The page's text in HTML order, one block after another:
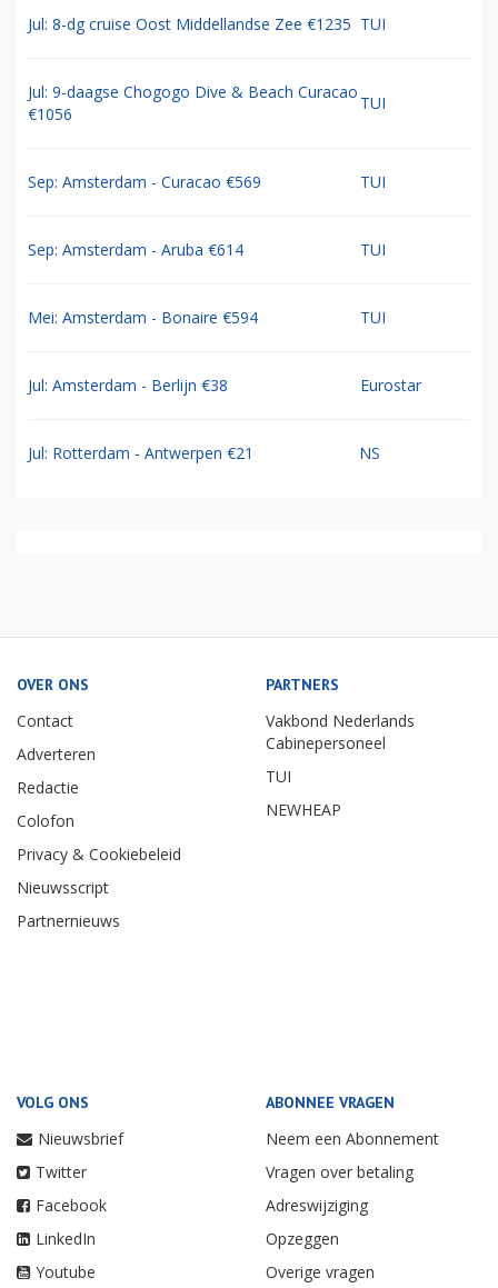
Jul: 8-dg cruise Oost Middellandse Zee €1235 TUI
Jul: 9-daagse Chogogo Dive & Beach Curacao
€1056
TUI
Sep: Amsterdam - Curacao €569 TUI
Sep: Amsterdam - Aruba €614 TUI
Mei: Amsterdam - Bonaire €594 TUI
Jul: Amsterdam - Berlijn €38 Eurostar
Jul: Rotterdam - Antwerpen €21 NS
OVER ONS
Contact
Adverteren
Redactie
Colofon
Privacy & Cookiebeleid
Nieuwsscript
Partnernieuws
PARTNERS
Vakbond Nederlands
Cabinepersoneel
TUI
NEWHEAP
VOLG ONS
Nieuwsbrief
Twitter
Facebook
LinkedIn
Youtube
ABONNEE VRAGEN
Neem een Abonnement
Vragen over betaling
Adreswijziging
Opzeggen
Overige vragen